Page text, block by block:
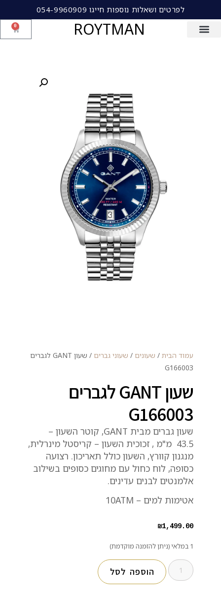
לפרטים ושאלות נוספות חייגו 054-9960909
ROYTMAN
0
עמוד הבית / שעונים / שעוני גברים
/ שעון GANT לגברים
G166003
שעון GANT לגברים
G166003
שעון גברים מבית GANT, קוטר השעון –
43.5 מ"מ , זכוכית השעון – קריסטל מינרלית,
מנגנון קוורץ, השעון כולל תאריכון. רצועה
כסופה, לוח כחול עם מחוגים כסופים בשילוב
אלמנטים לבנים עדינים.
אטימות למים – 10ATM
₪1,499.00
1 במלאי (ניתן להזמנה מוקדמת)
הוספה לסל